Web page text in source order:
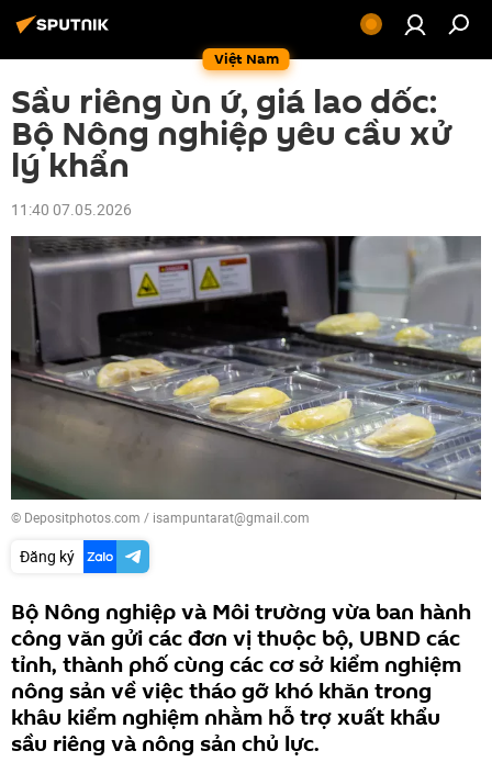
Việt Nam
Sầu riêng ùn ứ, giá lao dốc:
Bộ Nông nghiệp yêu cầu xử
lý khẩn
11:40 07.05.2026
© Depositphotos.com / isampuntarat@gmail.com
Đăng ký
Bộ Nông nghiệp và Môi trường vừa ban hành
công văn gửi các đơn vị thuộc bộ, UBND các
tỉnh, thành phố cùng các cơ sở kiểm nghiệm
nông sản về việc tháo gỡ khó khăn trong
khâu kiểm nghiệm nhằm hỗ trợ xuất khẩu
sầu riêng và nông sản chủ lực.